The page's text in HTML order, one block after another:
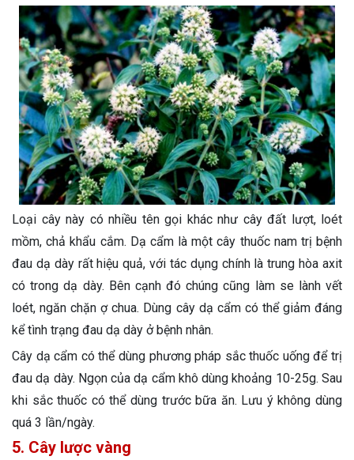
Loại cây này có nhiều tên gọi khác như cây đất lượt, loét
mồm, chả khẩu cắm. Dạ cẩm là một cây thuốc nam trị bệnh
đau dạ dày rất hiệu quả, với tác dụng chính là trung hòa axit
có trong dạ dày. Bên cạnh đó chúng cũng làm se lành vết
loét, ngăn chặn ợ chua. Dùng cây dạ cẩm có thể giảm đáng
kể tình trạng đau dạ dày ở bệnh nhân.
Cây dạ cẩm có thể dùng phương pháp sắc thuốc uống để trị
đau dạ dày. Ngọn của dạ cẩm khô dùng khoảng 10-25g. Sau
khi sắc thuốc có thể dùng trước bữa ăn. Lưu ý không dùng
quá 3 lần/ngày.
5. Cây lược vàng